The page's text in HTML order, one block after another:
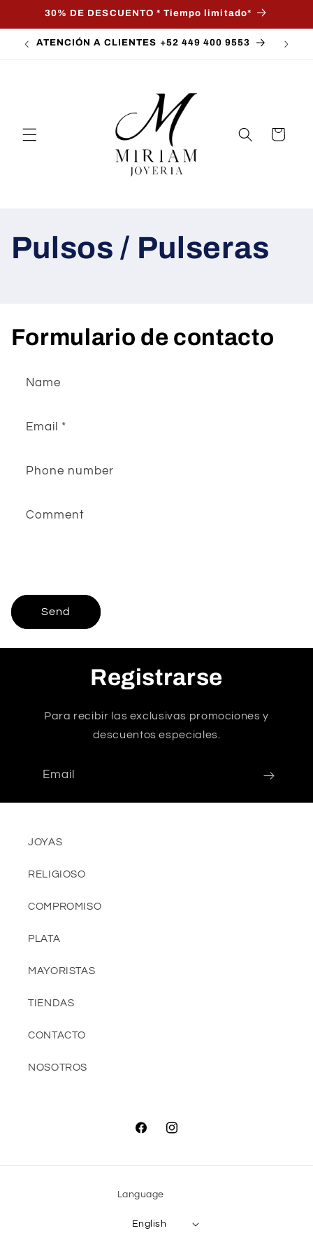
Skip to30% DE DESCUENTO * Tiempo limitado*
ATENCIÓN A CLIENTES +52 449 400 9553
Cart
Pulsos / Pulseras
Formulario de contacto
Name
Email *
Phone number
Comment
Send
Registrarse
Para recibir las exclusivas promociones y
descuentos especiales.
Email
JOYAS
RELIGIOSO
COMPROMISO
PLATA
MAYORISTAS
TIENDAS
CONTACTO
NOSOTROS
FacebookInstagram
Language
English